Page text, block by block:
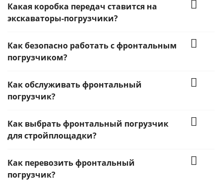
Какая коробка передач ставится на
экскаваторы-погрузчики?
Как безопасно работать с фронтальным
погрузчиком?
Как обслуживать фронтальный
погрузчик?
Как выбрать фронтальный погрузчик
для стройплощадки?
Как перевозить фронтальный
погрузчик?